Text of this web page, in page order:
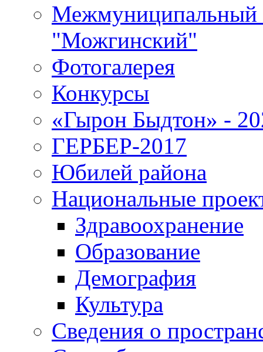
Межмуниципальный
"Можгинский"
Фотогалерея
Конкурсы
«Гырон Быдтон» -
ГЕРБЕР-2017
Юбилей района
Национальные
Здравоохранение
Образование
Демография
Культура
Сведения о